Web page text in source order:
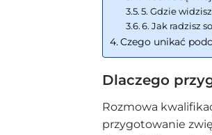
5. Gdzie
6. Jak radzisz
Czego unikać
Dlaczego
Rozmowa
przygotowanie